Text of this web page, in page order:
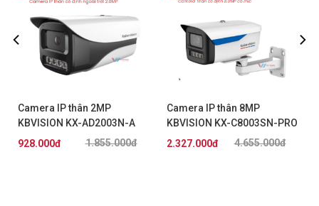
Camera IP thân 2MP
KBVISION KX-AD2003N-A
1.855.000đ
928.000đ
Camera IP thân 8MP
KBVISION KX-C8003SN-PRO
4.655.000đ
2.327.000đ